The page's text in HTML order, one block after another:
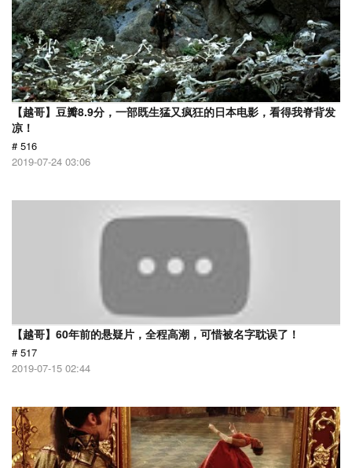
【越哥】豆瓣8.9分，一部既生猛又疯狂的日本电影，看得我脊背发
凉！
# 516
2019-07-24 03:06
【越哥】60年前的悬疑片，全程高潮，可惜被名字耽误了！
# 517
2019-07-15 02:44